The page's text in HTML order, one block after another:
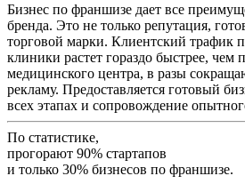
Бизнес по франшизе дает все
бренда. Это не только репутация,
торговой марки. Клиентский трафик
клиники растет гораздо быстрее, чем
медицинского центра, в разы
рекламу. Предоставляется готовый
всех этапах и сопровождение
По статистике,
прогорают 90% стартапов
и только 30% бизнесов по франшизе.